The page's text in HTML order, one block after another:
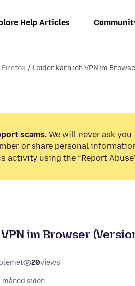
Help Articles
Firefox Leider kann ich VPN im
scams. We will never ask
or share personal
activity using the “Report
im Browser
20views
måned siden